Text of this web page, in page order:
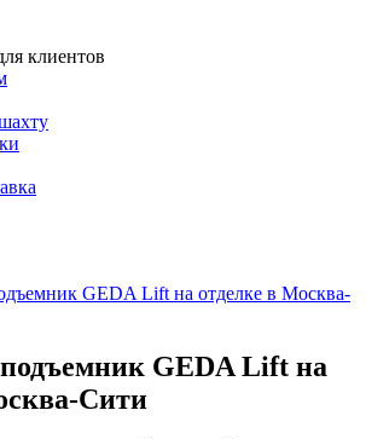
клиентов
GEDA Lift на отделке в Москва-
GEDA Lift на
Сити